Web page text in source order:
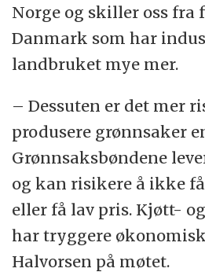
Norge og skiller oss fra
Danmark som har
landbruket mye mer.
– Dessuten er det mer
produsere grønnsaker
Grønnsaksbøndene
og kan risikere å ikke
eller få lav pris. Kjøtt-
har tryggere
Halvorsen på møtet.